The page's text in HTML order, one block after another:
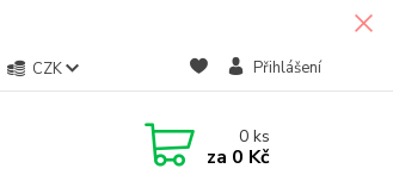
CZK Přihlášení
0ks
za 0 Kč